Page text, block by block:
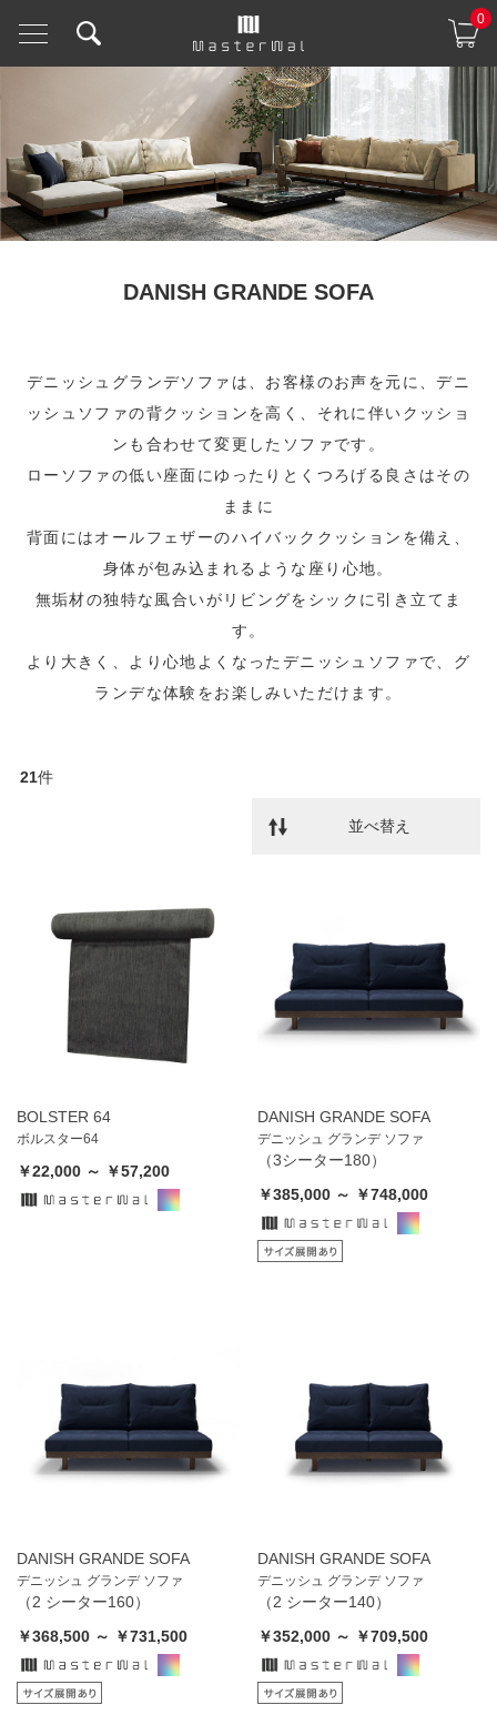
0
DANISH GRANDE SOFA
デニッシュグランデソファは、お客様のお声を元に、デニ
ッシュソファの背クッションを高く、それに伴いクッショ
ンも合わせて変更したソファです。
ローソファの低い座面にゆったりとくつろげる良さはその
ままに
背面にはオールフェザーのハイバッククッションを備え、
身体が包み込まれるような座り心地。
無垢材の独特な風合いがリビングをシックに引き立てま
す。
より大きく、より心地よくなったデニッシュソファで、グ
ランデな体験をお楽しみいただけます。
21件
並べ替え
BOLSTER 64
ボルスター64
￥22,000 ～ ￥57,200
DANISH GRANDE SOFA
デニッシュ グランデ ソファ
（3シーター180）
￥385,000 ～ ￥748,000
DANISH GRANDE SOFA
デニッシュ グランデ ソファ
（2 シーター160）
￥368,500 ～ ￥731,500
DANISH GRANDE SOFA
デニッシュ グランデ ソファ
（2 シーター140）
￥352,000 ～ ￥709,500